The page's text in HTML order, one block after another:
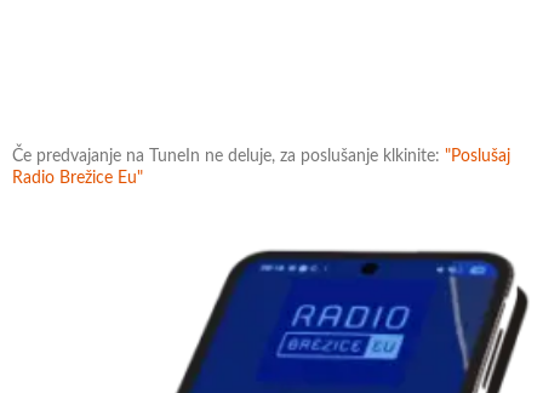
Če predvajanje na TuneIn ne deluje, za poslušanje klkinite: "Poslušaj
Radio Brežice Eu"